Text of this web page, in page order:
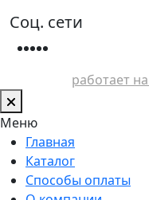
Соц. сети
работает
Меню
Главная
Каталог
Способы оплаты